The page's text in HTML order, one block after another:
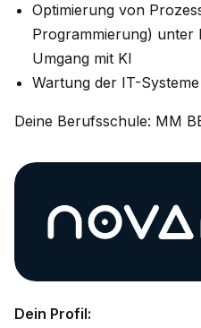
Optimierung von
Programmierung) unter
Umgang mit KI
Wartung der IT-Systeme
Deine Berufsschule: MM
Dein Profil: